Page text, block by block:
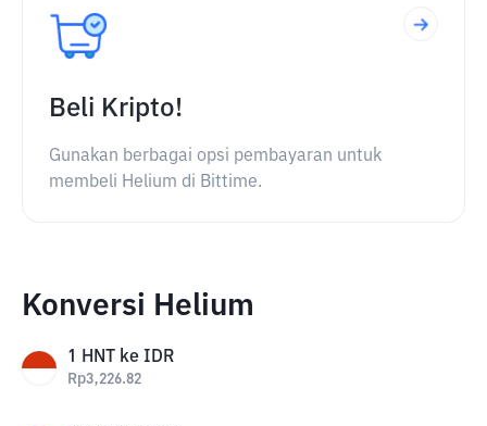
Beli Kripto!
Gunakan berbagai opsi pembayaran untuk
membeli Helium di Bittime.
Konversi Helium
1 HNT ke IDR
Rp3,226.82